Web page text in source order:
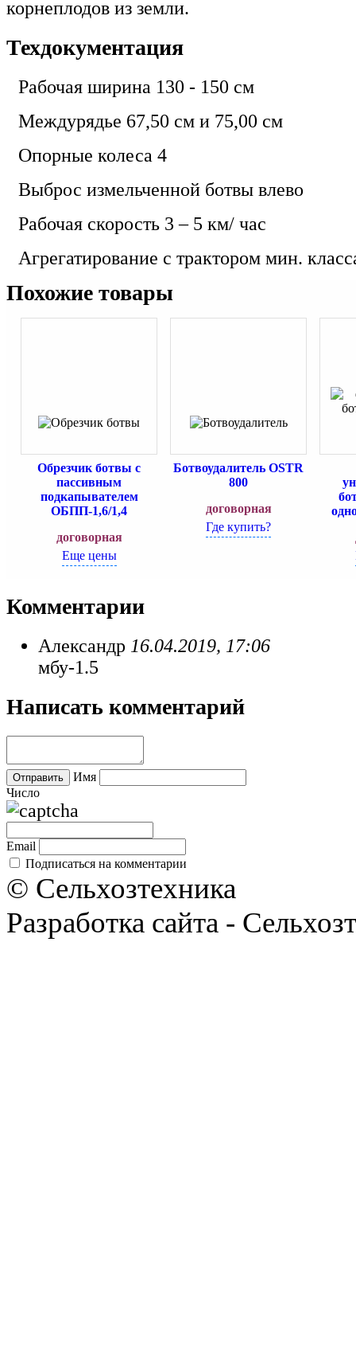
корнеплодов из земли.
Техдокументация
Рабочая ширина 130 - 150 см
Междурядье 67,50 см и 75,00 см
Опорные колеса 4
Выброс измельченной ботвы влево
Рабочая скорость 3 – 5 км/ час
Агрегатирование с трактором мин.
Похожие товары
Обрезчик ботвы с
пассивным
подкапывателем
ОБПП-1,6/1,4
договорная
Еще цены
Ботвоудалитель OSTR
800
договорная
Где купить?
Комментарии
Александр 16.04.2019, 17:06
мбу-1.5
Написать комментарий
Имя
Число
Email
Подписаться на комментарии
© Сельхозтехника
Разработка сайта -